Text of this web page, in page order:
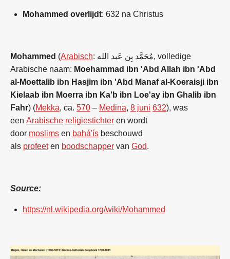
Mohammed overlijdt: 632 na Christus
Mohammed (Arabisch: مُحَمَّد بِن عَبد الله, volledige
Arabische naam: Moehammad ibn 'Abd Allah ibn 'Abd
al-Moettalib ibn Hasjim ibn 'Abd Manaf al-Koeraisji ibn
Kielaab ibn Moerra ibn Ka'b ibn Loe'ay ibn Ghalib ibn
Fahr) (Mekka, ca. 570 – Medina, 8 juni 632), was
een Arabische religiestichter en wordt
door moslims en bahá'ís beschouwd
als profeeten boodschapper van God.
Source:
https://nl.wikipedia.org/wiki/Mohammed